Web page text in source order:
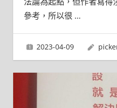
參考，所以很 …
2023-04-09